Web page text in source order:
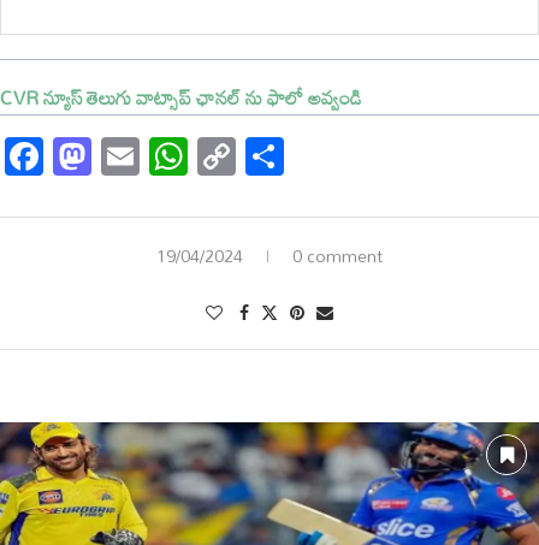
CVR న్యూస్ తెలుగు వాట్సాప్ ఛానల్ ను ఫాలో అవ్వండి
Facebook
Mastodon
EmailWhatsApp
Copy
Link
19/04/2024 0 comment